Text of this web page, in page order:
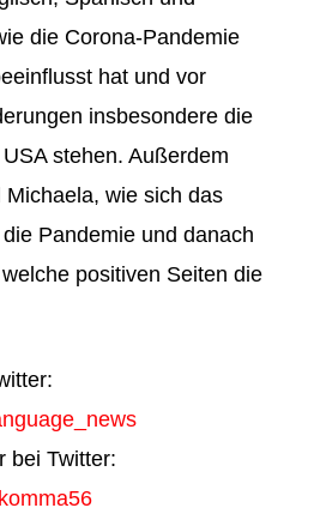
die Corona-Pandemie
hat und vor
insbesondere die
stehen. Außerdem
wie sich das
Pandemie und danach
positiven Seiten die
bei Twitter: